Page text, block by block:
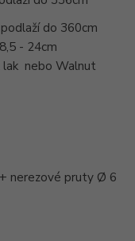
do 360cm
- 24cm
lak nebo Walnut
nerezové pruty Ø 6